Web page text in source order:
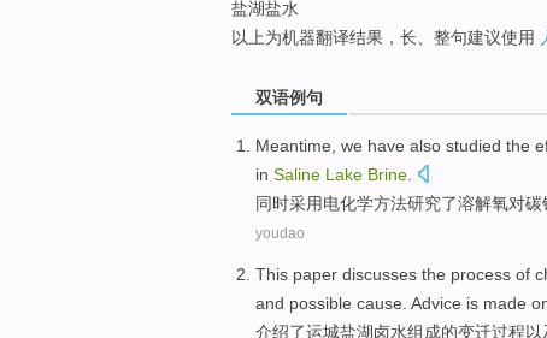
盐湖盐水
以上为机器翻译结果，长、整句建议使用
双语例句
Meantime , we have also studied the
in Saline Lake Brine
同时采用电化学方法研究了溶解氧对碳
youdao
This paper discusses the process of
and possible cause Advice is made
介绍了运城盐湖卤水组成的变迁过程以